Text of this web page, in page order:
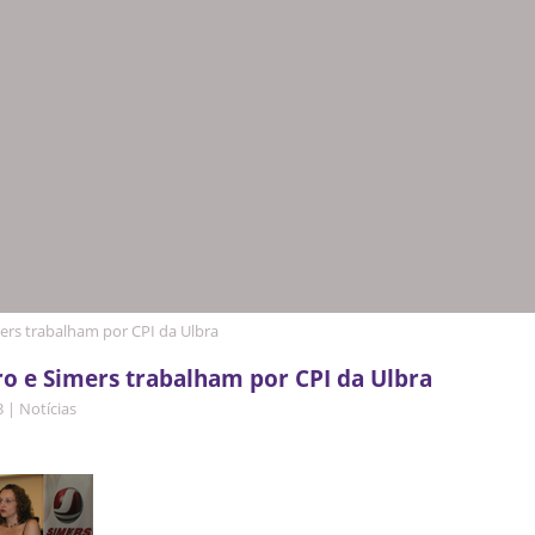
trabalham por CPI da Ulbra
e Simers trabalham por CPI da Ulbra
| Notícias